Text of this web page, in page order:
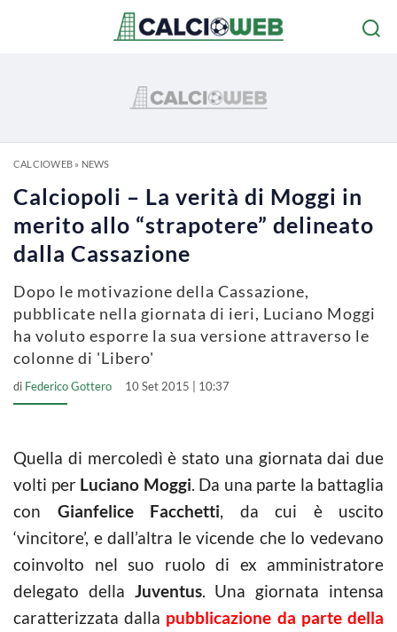
CALCIOWEB» NEWS
Calciopoli – La verità di Moggi in
merito allo “strapotere” delineato
dalla Cassazione
Dopo le motivazione della Cassazione,
pubblicate nella giornata di ieri, Luciano Moggi
ha voluto esporre la sua versione attraverso le
colonne di 'Libero'
di Federico Gottero 10 Set 2015 | 10:37
Quella di mercoledì è stato una giornata dai due
volti per Luciano Moggi. Da una parte la battaglia
con Gianfelice Facchetti, da cui è uscito
‘vincitore’, e dall’altra le vicende che lo vedevano
coinvolto nel suo ruolo di ex amministratore
delegato della Juventus. Una giornata intensa
caratterizzata dalla pubblicazione da parte della